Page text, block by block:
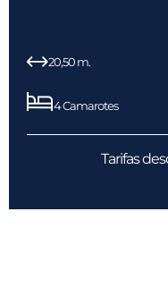
20,50 m.
4 Camarotes
Tarifas